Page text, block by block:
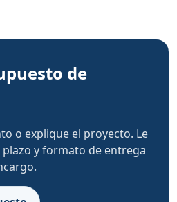
de
o explique el proyecto. Le
y formato de entrega